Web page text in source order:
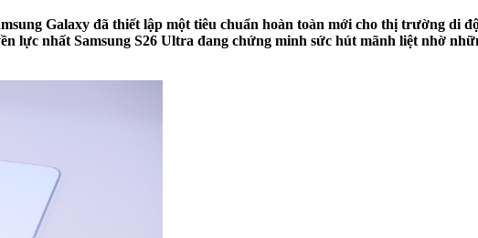
Galaxy đã thiết lập một tiêu chuẩn hoàn toàn mới cho thị trường di
lực nhất Samsung S26 Ultra đang chứng minh sức hút mãnh liệt nhờ